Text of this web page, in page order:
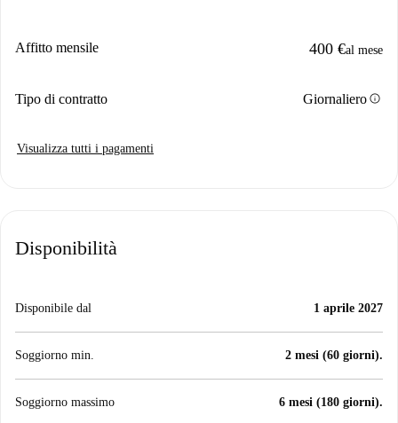
Affitto mensile 400 €al mese
Tipo di contratto Giornalieroinfo
Visualizza tutti i pagamenti
Disponibilità
Disponibile dal 1 aprile 2027
Soggiorno min. 2 mesi (60 giorni).
Soggiorno massimo 6 mesi (180 giorni).